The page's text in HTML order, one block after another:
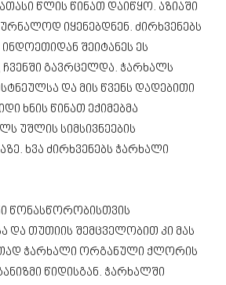
წლის წინათ დაიწყო. აზიაში
იყენებდნენ. ძირხვენებს
შეიტანეს ეს
გავრცელდა. ჭარხალს
და მის წვენს დადებითი
ხნის წინათ ექიმებმა
უშლის სიმსივნეების
ხვა ძირხვენებს ჭარხალი
წონასწორობისთვის
და თუთიის შემცველობით კი მას
ჭარხალი ორგანული ქლორის
წიდისგან. ჭარხალში